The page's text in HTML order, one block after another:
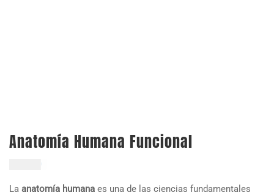
Anatomía Humana Funcional
La anatomía humana es una de las ciencias fundamentales